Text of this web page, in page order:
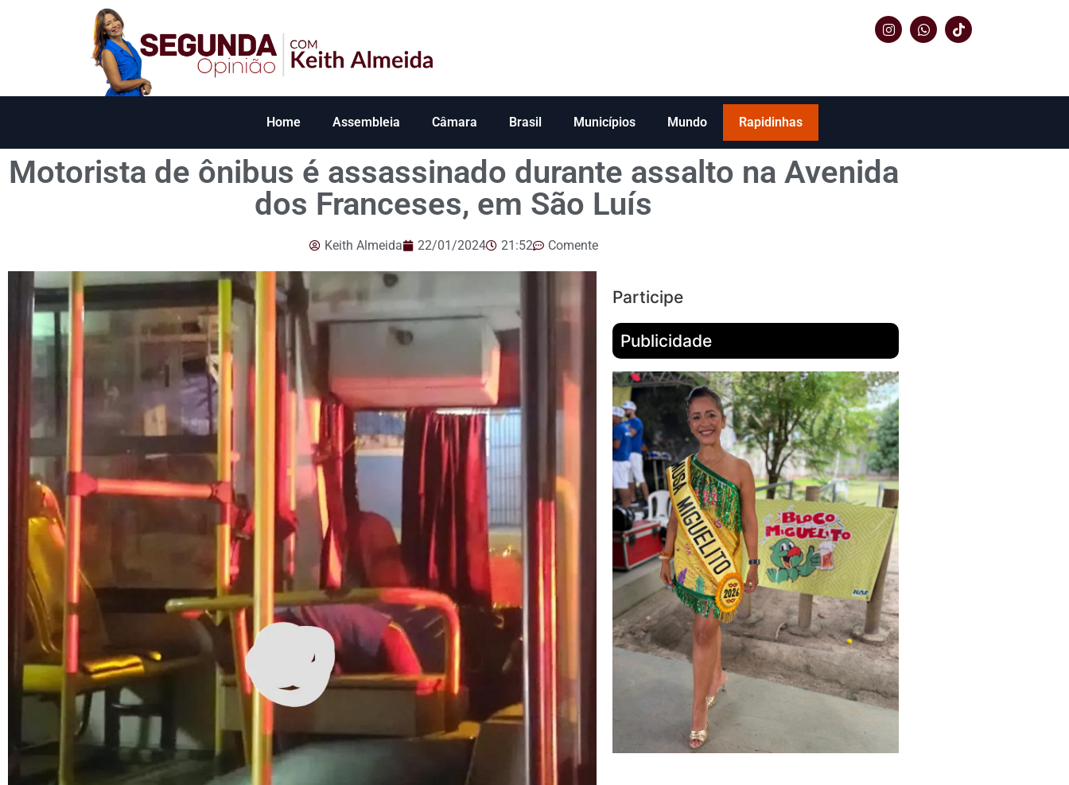
Home Assembleia Câmara Brasil Municípios Mundo Rapidinhas
Motorista de ônibus é assassinado durante assalto na Avenida
dos Franceses, em São Luís
Keith Almeida 22/01/2024 21:52 Comente
Participe
Publicidade